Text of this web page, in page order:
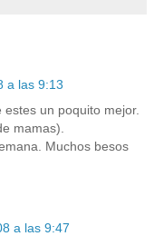
a las 9:13
un poquito mejor.
mamas).
Muchos besos
a las 9:47